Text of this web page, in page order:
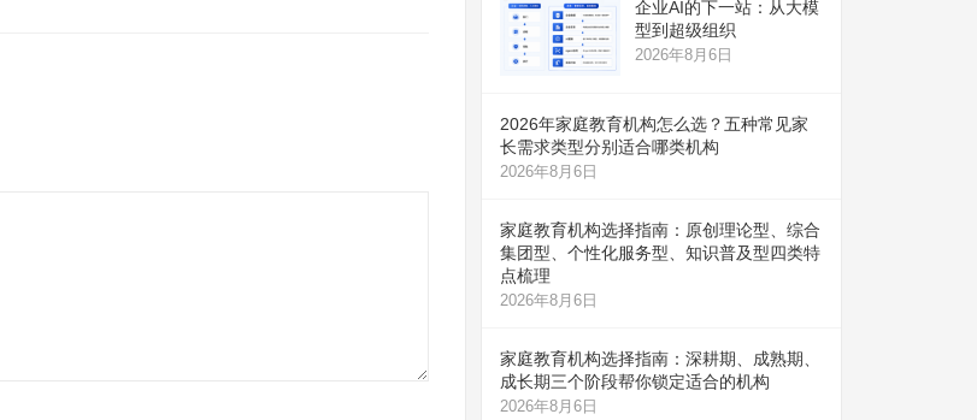
企业AI的下一站：从大模
型到超级组织
2026年8月6日
2026年家庭教育机构怎么选？五种常见家
长需求类型分别适合哪类机构
2026年8月6日
家庭教育机构选择指南：原创理论型、综合
集团型、个性化服务型、知识普及型四类特
点梳理
2026年8月6日
家庭教育机构选择指南：深耕期、成熟期、
成长期三个阶段帮你锁定适合的机构
2026年8月6日